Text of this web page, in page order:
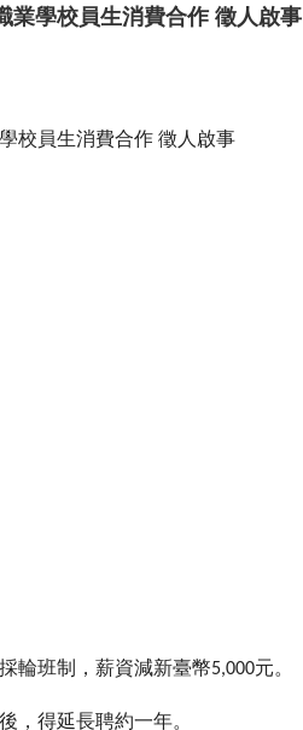
業學校員生消費合作 徵人啟事
校員生消費合作 徵人啟事
輪班制，薪資減新臺幣5,000元。
，得延長聘約一年。